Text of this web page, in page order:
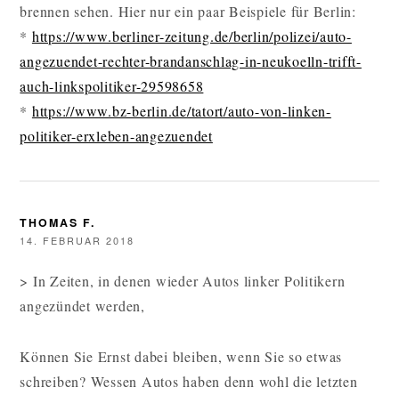
brennen sehen. Hier nur ein paar Beispiele für Berlin:
* https://www.berliner-zeitung.de/berlin/polizei/auto-
angezuendet-rechter-brandanschlag-in-neukoelln-trifft-
auch-linkspolitiker-29598658
* https://www.bz-berlin.de/tatort/auto-von-linken-
politiker-erxleben-angezuendet
THOMAS F.
14. FEBRUAR 2018
> In Zeiten, in denen wieder Autos linker Politikern
angezündet werden,
Können Sie Ernst dabei bleiben, wenn Sie so etwas
schreiben? Wessen Autos haben denn wohl die letzten